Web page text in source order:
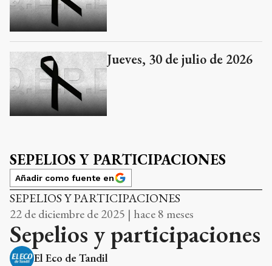
Jueves, 30 de julio de 2026
SEPELIOS Y PARTICIPACIONES
Añadir como fuente en
SEPELIOS Y PARTICIPACIONES
22 de diciembre de 2025 | hace 8 meses
Sepelios y participaciones
El Eco de Tandil